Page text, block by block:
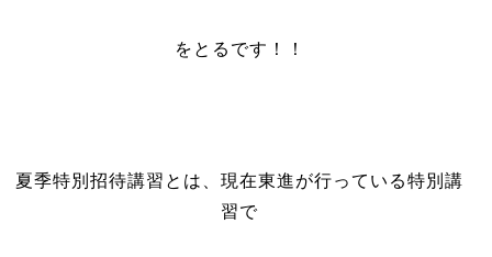
をとるです！！
夏季特別招待講習とは、現在東進が行っている特別講
習で